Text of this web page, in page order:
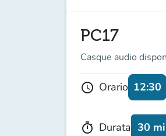
PC17
Casque audio
schedule Orario 12:30
timer Durata 30